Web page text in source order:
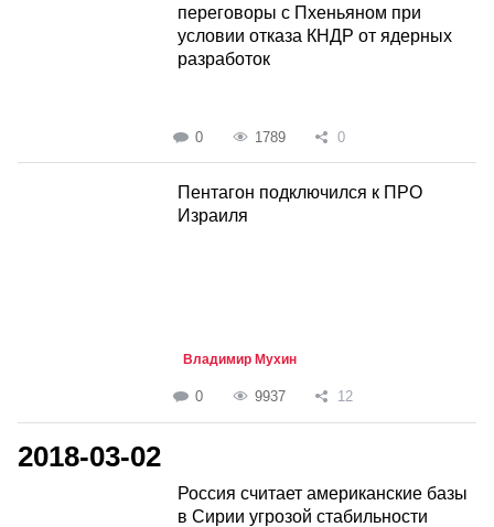
переговоры с Пхеньяном при
условии отказа КНДР от ядерных
разработок
0 1789 0
Пентагон подключился к ПРО
Израиля
Владимир Мухин
0 9937 12
2018-03-02
Россия считает американские базы
в Сирии угрозой стабильности